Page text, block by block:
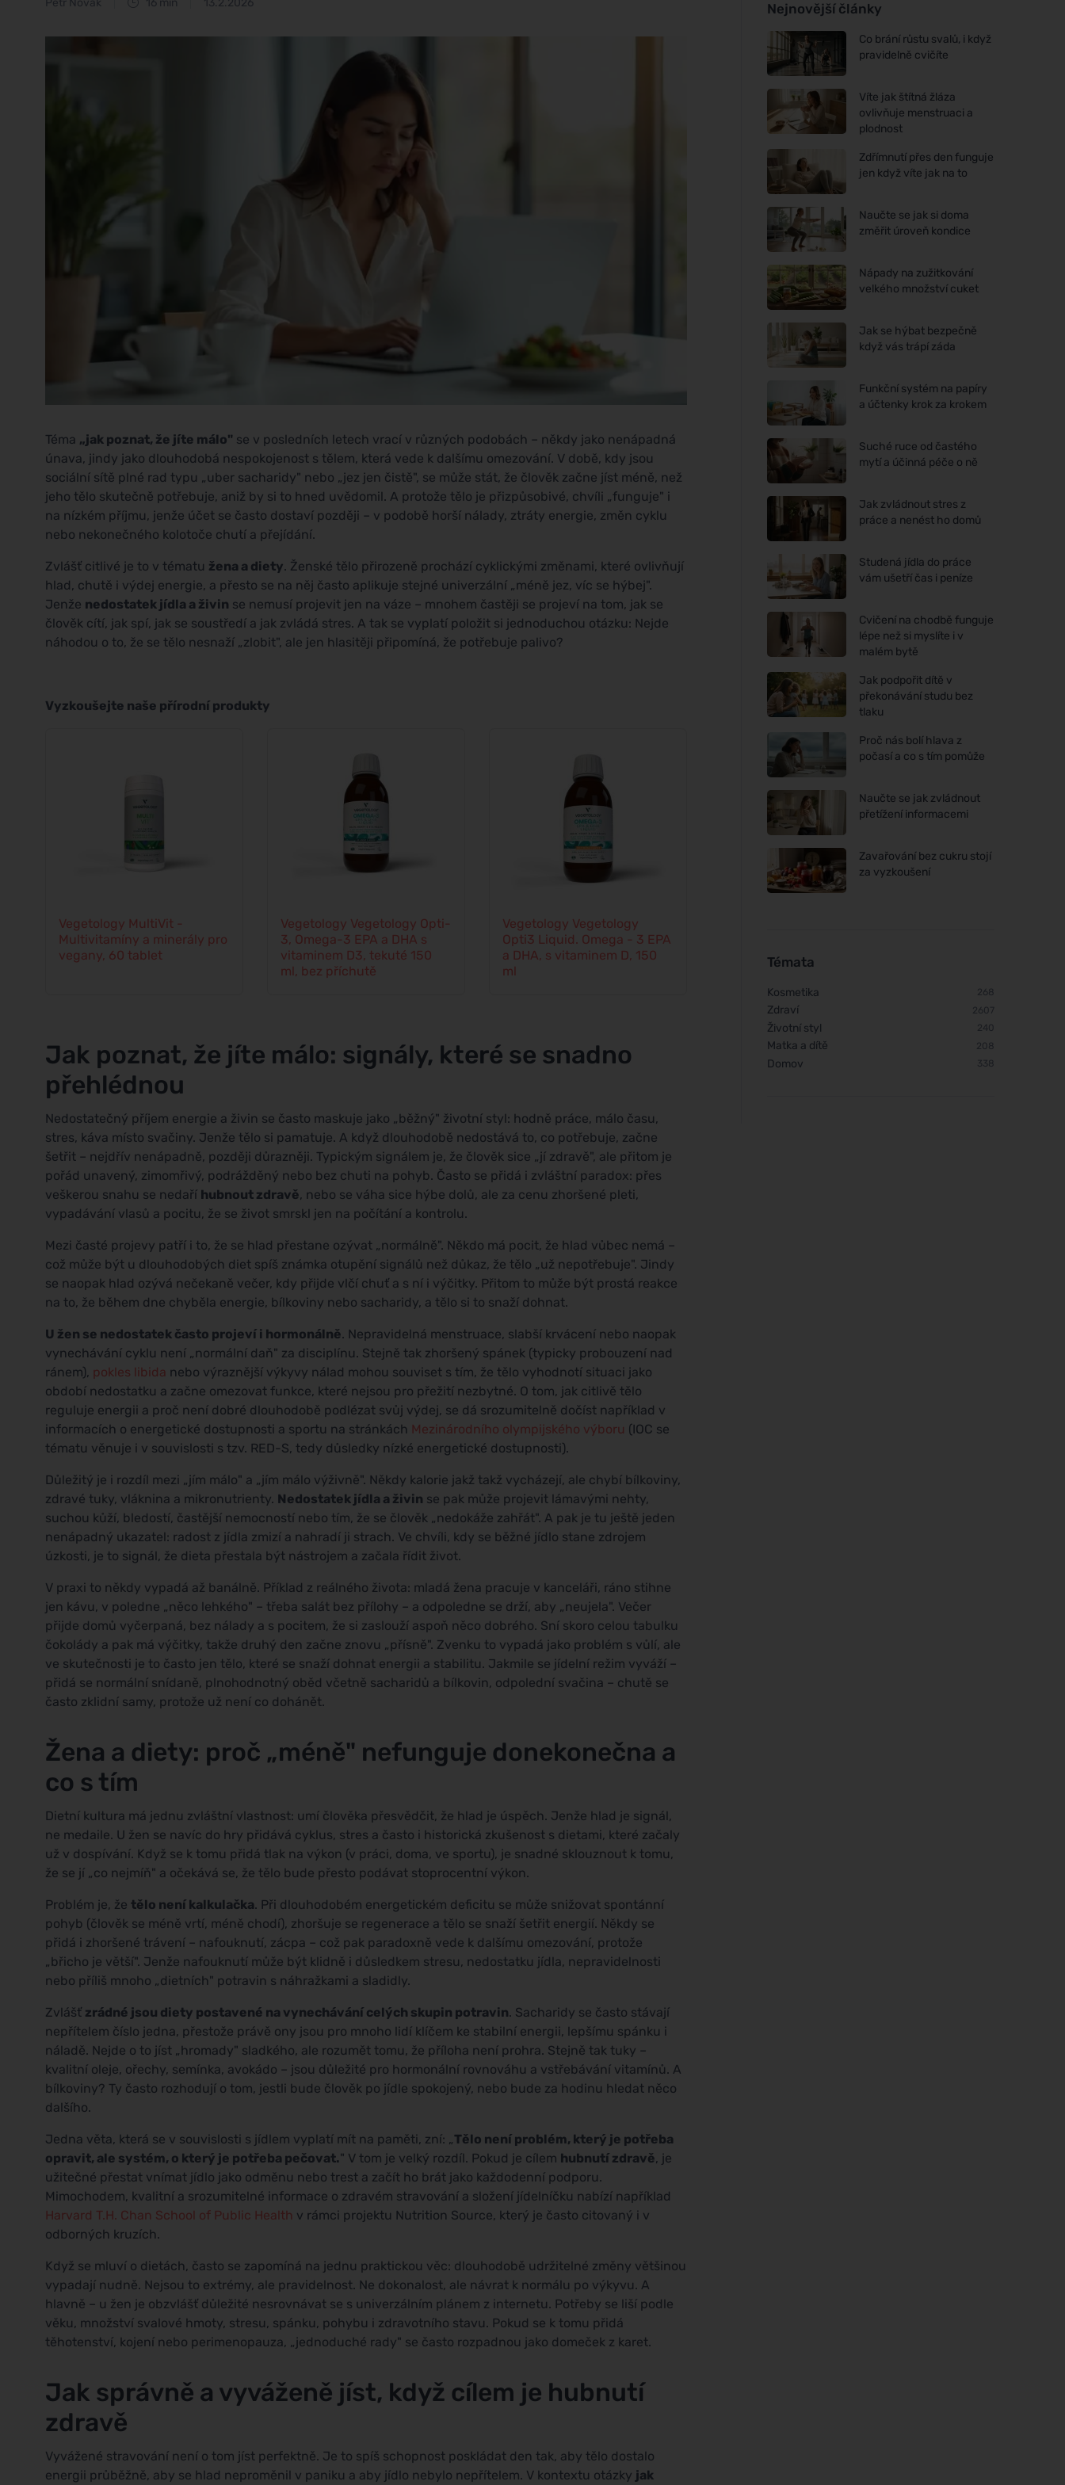
Téma „jak poznat, že jíte málo" se v posledních letech vrací v různých podobách – někdy jako nenápadná
únava, jindy jako dlouhodobá nespokojenost s tělem, která vede k dalšímu omezování. V době, kdy jsou
sociální sítě plné rad typu „uber sacharidy" nebo „jez jen čistě", se může stát, že člověk začne jíst méně, než
jeho tělo skutečně potřebuje, aniž by si to hned uvědomil. A protože tělo je přizpůsobivé, chvíli „funguje" i
na nízkém příjmu, jenže účet se často dostaví později – v podobě horší nálady, ztráty energie, změn cyklu
nebo nekonečného kolotoče chutí a přejídání.
Zvlášť citlivé je to v tématu žena a diety. Ženské tělo přirozeně prochází cyklickými změnami, které ovlivňují
hlad, chutě i výdej energie, a přesto se na něj často aplikuje stejné univerzální „méně jez, víc se hýbej".
Jenže nedostatek jídla a živin se nemusí projevit jen na váze – mnohem častěji se projeví na tom, jak se
člověk cítí, jak spí, jak se soustředí a jak zvládá stres. A tak se vyplatí položit si jednoduchou otázku: Nejde
náhodou o to, že se tělo nesnaží „zlobit", ale jen hlasitěji připomíná, že potřebuje palivo?
Vyzkoušejte naše přírodní produkty
Vegetology MultiVit -
Multivitamíny a minerály pro
vegany, 60 tablet
Vegetology Vegetology Opti-
3, Omega-3 EPA a DHA s
vitaminem D3, tekuté 150
ml, bez příchutě
Vegetology Vegetology
Opti3 Liquid. Omega - 3 EPA
a DHA, s vitaminem D, 150
ml
Jak poznat, že jíte málo: signály, které se snadno
přehlédnou
Nedostatečný příjem energie a živin se často maskuje jako „běžný" životní styl: hodně práce, málo času,
stres, káva místo svačiny. Jenže tělo si pamatuje. A když dlouhodobě nedostává to, co potřebuje, začne
šetřit – nejdřív nenápadně, později důrazněji. Typickým signálem je, že člověk sice „jí zdravě", ale přitom je
pořád unavený, zimomřivý, podrážděný nebo bez chuti na pohyb. Často se přidá i zvláštní paradox: přes
veškerou snahu se nedaří hubnout zdravě, nebo se váha sice hýbe dolů, ale za cenu zhoršené pleti,
vypadávání vlasů a pocitu, že se život smrskl jen na počítání a kontrolu.
Mezi časté projevy patří i to, že se hlad přestane ozývat „normálně". Někdo má pocit, že hlad vůbec nemá –
což může být u dlouhodobých diet spíš známka otupění signálů než důkaz, že tělo „už nepotřebuje". Jindy
se naopak hlad ozývá nečekaně večer, kdy přijde vlčí chuť a s ní i výčitky. Přitom to může být prostá reakce
na to, že během dne chyběla energie, bílkoviny nebo sacharidy, a tělo si to snaží dohnat.
U žen se nedostatek často projeví i hormonálně. Nepravidelná menstruace, slabší krvácení nebo naopak
vynechávání cyklu není „normální daň" za disciplínu. Stejně tak zhoršený spánek (typicky probouzení nad
ránem), pokles libida nebo výraznější výkyvy nálad mohou souviset s tím, že tělo vyhodnotí situaci jako
období nedostatku a začne omezovat funkce, které nejsou pro přežití nezbytné. O tom, jak citlivě tělo
reguluje energii a proč není dobré dlouhodobě podlézat svůj výdej, se dá srozumitelně dočíst například v
informacích o energetické dostupnosti a sportu na stránkách Mezinárodního olympijského výboru (IOC se
tématu věnuje i v souvislosti s tzv. RED-S, tedy důsledky nízké energetické dostupnosti).
Důležitý je i rozdíl mezi „jím málo" a „jím málo výživně". Někdy kalorie jakž takž vycházejí, ale chybí bílkoviny,
zdravé tuky, vláknina a mikronutrienty. Nedostatek jídla a živin se pak může projevit lámavými nehty,
suchou kůží, bledostí, častější nemocností nebo tím, že se člověk „nedokáže zahřát". A pak je tu ještě jeden
nenápadný ukazatel: radost z jídla zmizí a nahradí ji strach. Ve chvíli, kdy se běžné jídlo stane zdrojem
úzkosti, je to signál, že dieta přestala být nástrojem a začala řídit život.
V praxi to někdy vypadá až banálně. Příklad z reálného života: mladá žena pracuje v kanceláři, ráno stihne
jen kávu, v poledne „něco lehkého" – třeba salát bez přílohy – a odpoledne se drží, aby „neujela". Večer
přijde domů vyčerpaná, bez nálady a s pocitem, že si zaslouží aspoň něco dobrého. Sní skoro celou tabulku
čokolády a pak má výčitky, takže druhý den začne znovu „přísně". Zvenku to vypadá jako problém s vůlí, ale
ve skutečnosti je to často jen tělo, které se snaží dohnat energii a stabilitu. Jakmile se jídelní režim vyváží –
přidá se normální snídaně, plnohodnotný oběd včetně sacharidů a bílkovin, odpolední svačina – chutě se
často zklidní samy, protože už není co dohánět.
Žena a diety: proč „méně" nefunguje donekonečna a
co s tím
Dietní kultura má jednu zvláštní vlastnost: umí člověka přesvědčit, že hlad je úspěch. Jenže hlad je signál,
ne medaile. U žen se navíc do hry přidává cyklus, stres a často i historická zkušenost s dietami, které začaly
už v dospívání. Když se k tomu přidá tlak na výkon (v práci, doma, ve sportu), je snadné sklouznout k tomu,
že se jí „co nejmíň" a očekává se, že tělo bude přesto podávat stoprocentní výkon.
Problém je, že tělo není kalkulačka. Při dlouhodobém energetickém deficitu se může snižovat spontánní
pohyb (člověk se méně vrtí, méně chodí), zhoršuje se regenerace a tělo se snaží šetřit energií. Někdy se
přidá i zhoršené trávení – nafouknutí, zácpa – což pak paradoxně vede k dalšímu omezování, protože
„břicho je větší". Jenže nafouknutí může být klidně i důsledkem stresu, nedostatku jídla, nepravidelnosti
nebo příliš mnoho „dietních" potravin s náhražkami a sladidly.
Zvlášť zrádné jsou diety postavené na vynechávání celých skupin potravin. Sacharidy se často stávají
nepřítelem číslo jedna, přestože právě ony jsou pro mnoho lidí klíčem ke stabilní energii, lepšímu spánku i
náladě. Nejde o to jíst „hromady" sladkého, ale rozumět tomu, že příloha není prohra. Stejně tak tuky –
kvalitní oleje, ořechy, semínka, avokádo – jsou důležité pro hormonální rovnováhu a vstřebávání vitamínů. A
bílkoviny? Ty často rozhodují o tom, jestli bude člověk po jídle spokojený, nebo bude za hodinu hledat něco
dalšího.
Jedna věta, která se v souvislosti s jídlem vyplatí mít na paměti, zní: „Tělo není problém, který je potřeba
opravit, ale systém, o který je potřeba pečovat." V tom je velký rozdíl. Pokud je cílem hubnutí zdravě, je
užitečné přestat vnímat jídlo jako odměnu nebo trest a začít ho brát jako každodenní podporu.
Mimochodem, kvalitní a srozumitelné informace o zdravém stravování a složení jídelníčku nabízí například
Harvard T.H. Chan School of Public Health v rámci projektu Nutrition Source, který je často citovaný i v
odborných kruzích.
Když se mluví o dietách, často se zapomíná na jednu praktickou věc: dlouhodobě udržitelné změny většinou
vypadají nudně. Nejsou to extrémy, ale pravidelnost. Ne dokonalost, ale návrat k normálu po výkyvu. A
hlavně – u žen je obzvlášť důležité nesrovnávat se s univerzálním plánem z internetu. Potřeby se liší podle
věku, množství svalové hmoty, stresu, spánku, pohybu i zdravotního stavu. Pokud se k tomu přidá
těhotenství, kojení nebo perimenopauza, „jednoduché rady" se často rozpadnou jako domeček z karet.
Jak správně a vyváženě jíst, když cílem je hubnutí
zdravě
Vyvážené stravování není o tom jíst perfektně. Je to spíš schopnost poskládat den tak, aby tělo dostalo
energii průběžně, aby se hlad neproměnil v paniku a aby jídlo nebylo nepřítelem. V kontextu otázky jak
Nejnovější články
Co brání růstu svalů, i když
pravidelně cvičíte
Víte jak štítná žláza
ovlivňuje menstruaci a
plodnost
Zdřímnutí přes den funguje
jen když víte jak na to
Naučte se jak si doma
změřit úroveň kondice
Nápady na zužitkování
velkého množství cuket
Jak se hýbat bezpečně
když vás trápí záda
Funkční systém na papíry
a účtenky krok za krokem
Suché ruce od častého
mytí a účinná péče o ně
Jak zvládnout stres z
práce a nenést ho domů
Studená jídla do práce
vám ušetří čas i peníze
Cvičení na chodbě funguje
lépe než si myslíte i v
malém bytě
Jak podpořit dítě v
překonávání studu bez
tlaku
Proč nás bolí hlava z
počasí a co s tím pomůže
Naučte se jak zvládnout
přetížení informacemi
Zavařování bez cukru stojí
za vyzkoušení
Témata
Kosmetika 268
Zdraví 2607
Životní styl 240
Matka a dítě 208
Domov 338